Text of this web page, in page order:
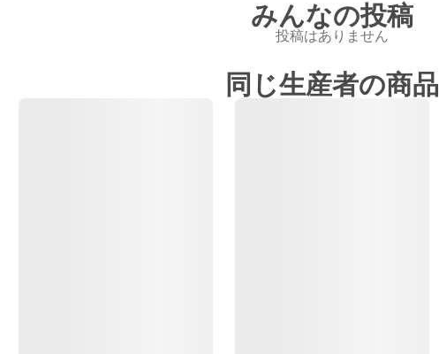
みんなの投稿
投稿はありません
同じ生産者の商品